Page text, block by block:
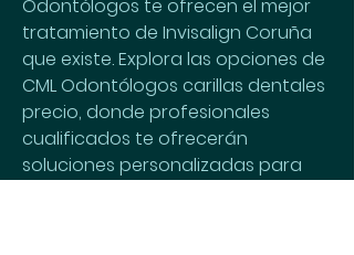
Odontólogos te ofrecen el mejor
tratamiento de Invisalign Coruña
que existe. Explora las opciones de
CML Odontólogos carillas dentales
precio, donde profesionales
cualificados te ofrecerán
soluciones personalizadas para